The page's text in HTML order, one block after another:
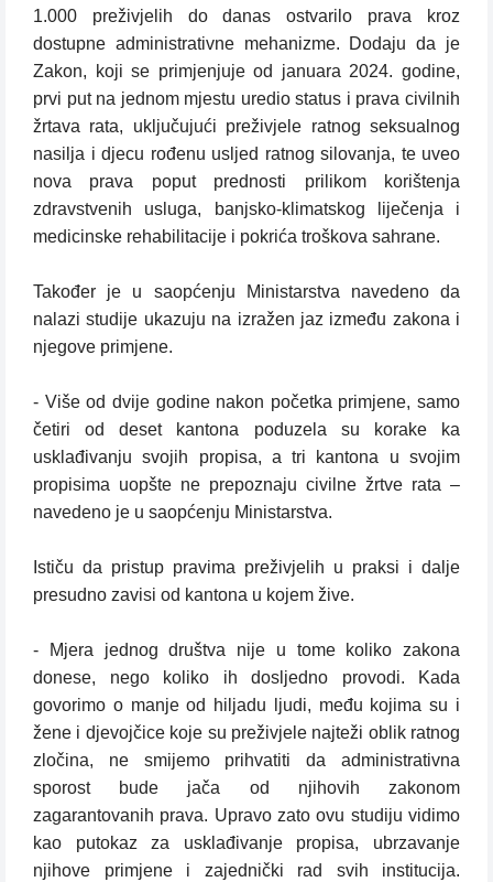
1.000 preživjelih do danas ostvarilo prava kroz
dostupne administrativne mehanizme. Dodaju da je
Zakon, koji se primjenjuje od januara 2024. godine,
prvi put na jednom mjestu uredio status i prava civilnih
žrtava rata, uključujući preživjele ratnog seksualnog
nasilja i djecu rođenu usljed ratnog silovanja, te uveo
nova prava poput prednosti prilikom korištenja
zdravstvenih usluga, banjsko-klimatskog liječenja i
medicinske rehabilitacije i pokrića troškova sahrane.
Također je u saopćenju Ministarstva navedeno da
nalazi studije ukazuju na izražen jaz između zakona i
njegove primjene.
- Više od dvije godine nakon početka primjene, samo
četiri od deset kantona poduzela su korake ka
usklađivanju svojih propisa, a tri kantona u svojim
propisima uopšte ne prepoznaju civilne žrtve rata –
navedeno je u saopćenju Ministarstva.
Ističu da pristup pravima preživjelih u praksi i dalje
presudno zavisi od kantona u kojem žive.
- Mjera jednog društva nije u tome koliko zakona
donese, nego koliko ih dosljedno provodi. Kada
govorimo o manje od hiljadu ljudi, među kojima su i
žene i djevojčice koje su preživjele najteži oblik ratnog
zločina, ne smijemo prihvatiti da administrativna
sporost bude jača od njihovih zakonom
zagarantovanih prava. Upravo zato ovu studiju vidimo
kao putokaz za usklađivanje propisa, ubrzavanje
njihove primjene i zajednički rad svih institucija.